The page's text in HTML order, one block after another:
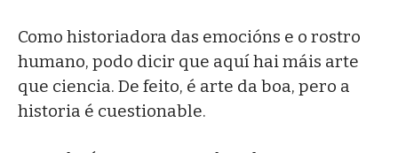
Como historiadora das emocións e o rostro
humano, podo dicir que aquí hai máis arte
que ciencia. De feito, é arte da boa, pero a
historia é cuestionable.